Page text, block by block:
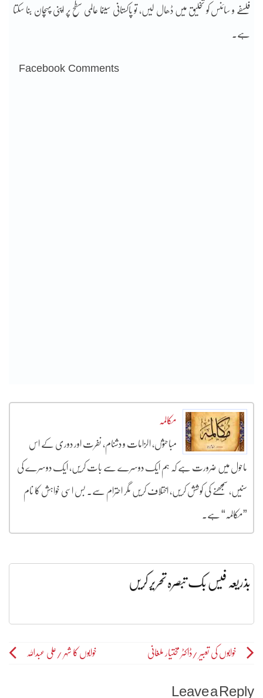
فلسفے و سائنس کو تخلیق میں ڈھال لیں، تو پاکستانی سینما عالمی سطح پر اپنی پہچان بنا سکتا
ہے۔
Facebook Comments
مکالمہ
مباحثوں، الزامات و دشنام، نفرت اور دوری کے اس
ماحول میں ضرورت ہے کہ ہم ایک دوسرے سے بات کریں، ایک دوسرے کی
سنیں، سمجھنے کی کوشش کریں، اختلاف کریں مگر احترام سے۔ بس اسی خواہش کا نام
”مکالمہ“ ہے۔
بذریعہ فیس بک تبصرہ تحریر کریں
Postخوابوں کی تعبیر /ڈاکٹر مختیار ملغانی خوابوں کا شہر /علی عبداللہ
Leave a Reply